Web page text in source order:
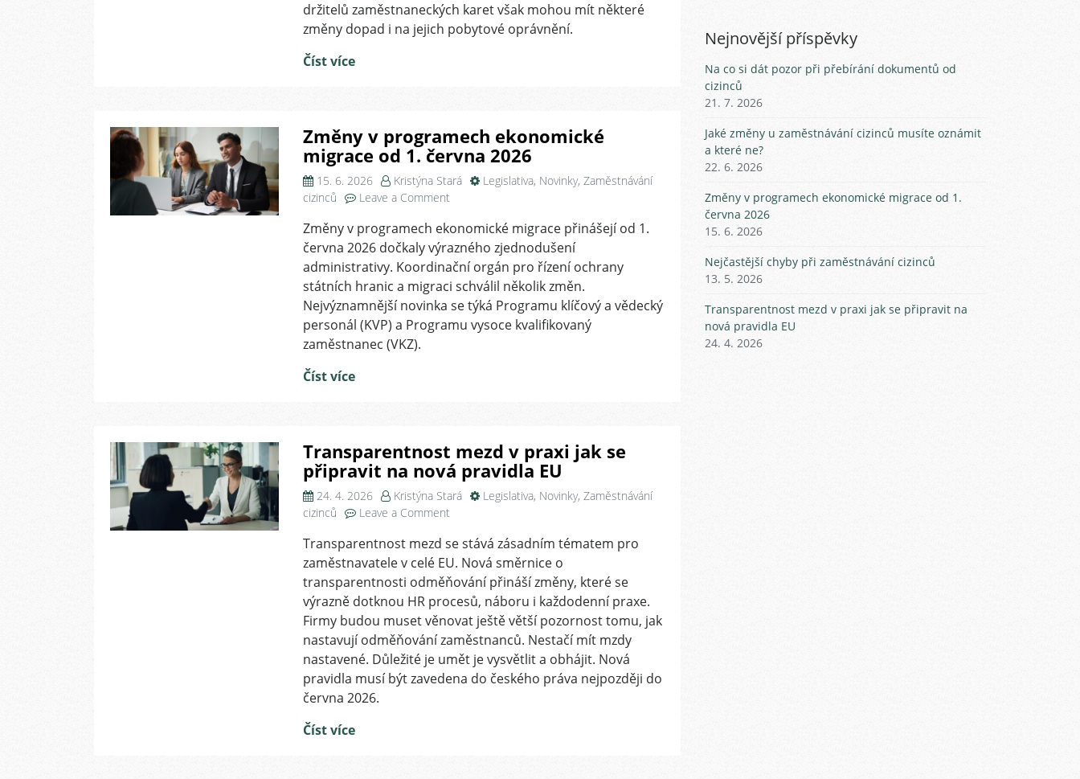
držitelů zaměstnaneckých karet však mohou mít některé
změny dopad i na jejich pobytové oprávnění.
Číst více
Změny v programech ekonomické
migrace od 1. června 2026
15. 6. 2026 Kristýna Stará Legislativa, Novinky, Zaměstnávání
cizinců
Leave a Commenton
v
programech
ekonomické
migrace
1.
června
Změny v programech ekonomické migrace přinášejí od 1.
června 2026 dočkaly výrazného zjednodušení
administrativy. Koordinační orgán pro řízení ochrany
státních hranic a migraci schválil několik změn.
Nejvýznamnější novinka se týká Programu klíčový a vědecký
personál (KVP) a Programu vysoce kvalifikovaný
zaměstnanec (VKZ).
Číst více
Transparentnost mezd v praxi jak se
připravit na nová pravidla EU
24. 4. 2026 Kristýna Stará Legislativa, Novinky, Zaměstnávání
cizinců
Leave a Commenton
mezd
v
praxi
jak
připravit
na
nová
pravidla
Transparentnost mezd se stává zásadním tématem pro
zaměstnavatele v celé EU. Nová směrnice o
transparentnosti odměňování přináší změny, které se
výrazně dotknou HR procesů, náboru i každodenní praxe.
Firmy budou muset věnovat ještě větší pozornost tomu, jak
nastavují odměňování zaměstnanců. Nestačí mít mzdy
nastavené. Důležité je umět je vysvětlit a obhájit. Nová
pravidla musí být zavedena do českého práva nejpozději do
června 2026.
Číst více
Nejnovější příspěvky
Na co si dát pozor při přebírání dokumentů od
cizinců
21. 7. 2026
Jaké změny u zaměstnávání cizinců musíte oznámit
a které ne?
22. 6. 2026
Změny v programech ekonomické migrace od 1.
června 2026
15. 6. 2026
Nejčastější chyby při zaměstnávání cizinců
13. 5. 2026
Transparentnost mezd v praxi jak se připravit na
nová pravidla EU
24. 4. 2026